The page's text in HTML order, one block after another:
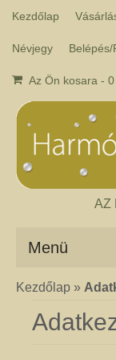
Kezdőlap
Névjegy Belépés/
Az Ön kosara - 0
AZ
Menü
Csakra
a népi hagyományok
Kezdőlap »